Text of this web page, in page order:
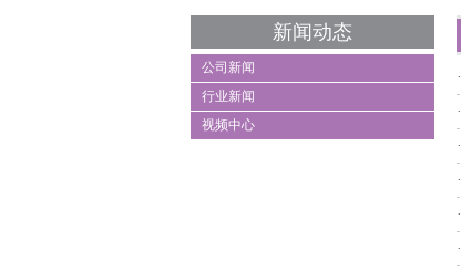
新闻动态
公司新闻
行业新闻
视频中心
·
·
·
·
·
·